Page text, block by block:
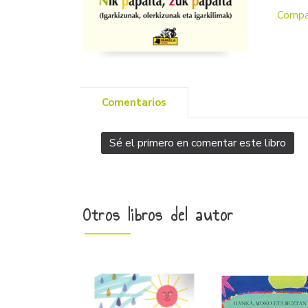
Comentarios
Sé el primero en comentar este libro
Otros libros del autor